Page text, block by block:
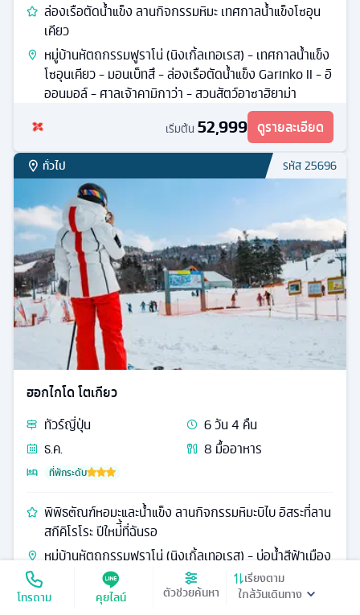
โทรถาม คุยไลน์ ตัวช่วยค้นหา
เรียงตาม
ล่องเรือตัดน้ำแข็ง ลานกิจกรรมหิมะ เทศกาลน้ำแข็งโซอุน
เคียว
หมู่บ้านหัตถกรรมฟูราโน่ (นิงเกิ้ลเทอเรส) - เทศกาลน้ำแข็ง
โซอุนเคียว - มอนเบ็ทสึ - ล่องเรือตัดน้ำแข็ง Garinko II - อิ
ออนมอล์ - ศาลเจ้าคามิกาว่า - สวนสัตว์อาซาฮิยาม่า
เริ่มต้น 52,999 ดูรายละเอียด
ทั่วไป รหัส25696
ฮอกไกโด โตเกียว
ทัวร์ญี่ปุ่น 6วัน4 คืน
ธ.ค.
8 มื้ออาหาร
ที่พักระดับ
พิพิธ๓ัณฑ์หอมะและน้ำแข็ง ลานกิจกรรมหิมะบิไบ อิสระที่ลาน
สกีคิโรโระ ปีใหม่ี้ที่ฉันรอ
หมู่บ้านหัตถกรรมฟูราโน่ (นิงเกิ้ลเทอเรส) - บ่อน้ำสีฟ้าเมือง
บิเอะ - อาซาฮิคาว่า - คามิกาว่า - พิพิธภัณฑ์น้ำแข็ง (ไอซ์
พาวิเลียน) - หมู่บ้านราเมนอาซาฮิคาว่า - กิจกรรมลานหิมะ